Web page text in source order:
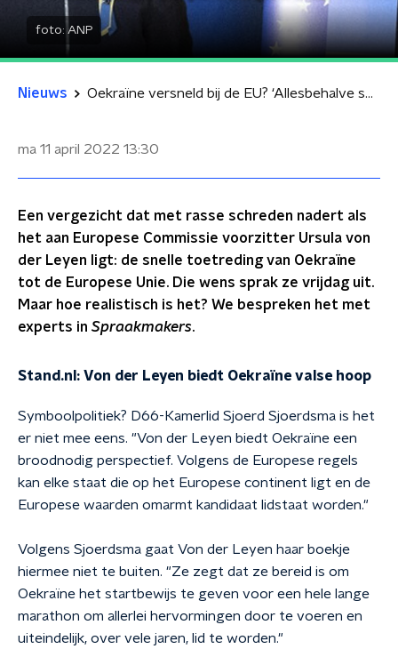
foto: ANP
Nieuws Oekraïne versneld bij de EU? ‘Allesbehalve symboolpolitiek’
ma 11 april 2022 13:30
Een vergezicht dat met rasse schreden nadert als
het aan Europese Commissie voorzitter Ursula von
der Leyen ligt: de snelle toetreding van Oekraïne
tot de Europese Unie. Die wens sprak ze vrijdag uit.
Maar hoe realistisch is het? We bespreken het met
experts in Spraakmakers.
Stand.nl: Von der Leyen biedt Oekraïne valse hoop
Symboolpolitiek? D66-Kamerlid Sjoerd Sjoerdsma is het
er niet mee eens. "Von der Leyen biedt Oekraïne een
broodnodig perspectief. Volgens de Europese regels
kan elke staat die op het Europese continent ligt en de
Europese waarden omarmt kandidaat lidstaat worden."
Volgens Sjoerdsma gaat Von der Leyen haar boekje
hiermee niet te buiten. "Ze zegt dat ze bereid is om
Oekraïne het startbewijs te geven voor een hele lange
marathon om allerlei hervormingen door te voeren en
uiteindelijk, over vele jaren, lid te worden."